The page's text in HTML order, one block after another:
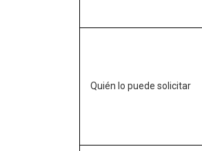
Quién lo puede solicitar